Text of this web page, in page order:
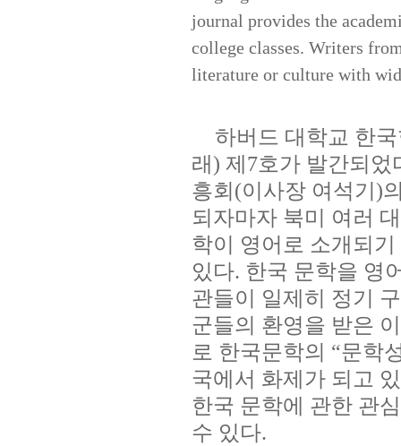
journal provides the
college classes. Writers
literature or culture with
하버드 대학교 한
래) 제 7호가 발간되었
흥회 (이사장 여석기 )
되자마자 북미 여러
학이 영어로 소개되
있다. 한국 문학을 영
관들이 일제히 정기
군들의 환영을 받은
로 한국문학의 “문학
국에서 화제가 되고
한국 문학에 관한 관
수 있다.